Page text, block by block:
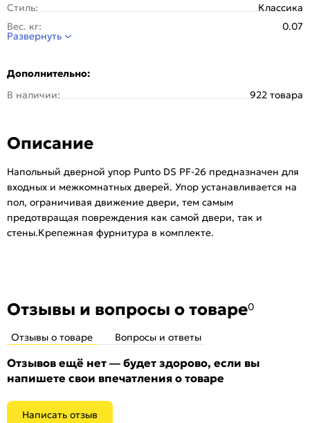
Стиль:
Классика
Вес, кг:
0.07
Серия:
DS PF
Тип:
Развернуть
Дополнительно:
В наличии:
922 товара
Описание
Напольный дверной упор Punto DS PF-26 предназначен для
входных и межкомнатных дверей. Упор устанавливается на
пол, ограничивая движение двери, тем самым
предотвращая повреждения как самой двери, так и
стены.Крепежная фурнитура в комплекте.
Отзывы и вопросы о товаре0
Отзывы о товаре Вопросы и ответы
Отзывов ещё нет — будет здорово, если вы
напишете свои впечатления о товаре
Написать отзыв